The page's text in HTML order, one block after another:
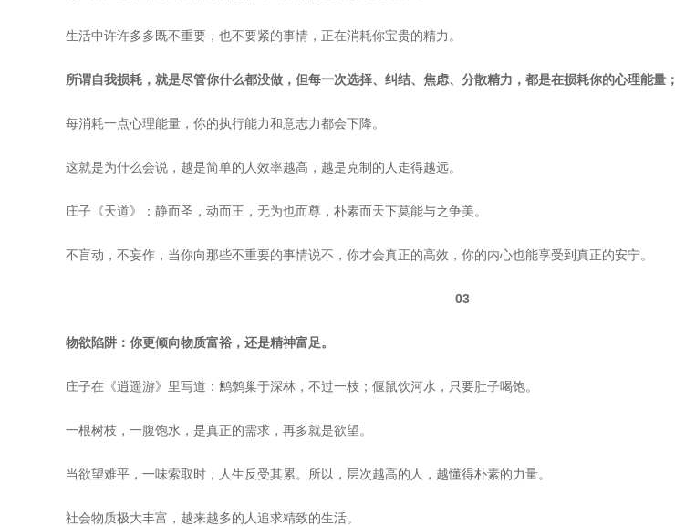
生活中许许多多既不重要，也不要紧的事情，正在消耗你宝贵的精力。
所谓自我损耗，就是尽管你什么都没做，但每一次选择、纠结、焦虑、分散精力，都是在损耗你的心理能量；
每消耗一点心理能量，你的执行能力和意志力都会下降。
这就是为什么会说，越是简单的人效率越高，越是克制的人走得越远。
庄子《天道》：静而圣，动而王，无为也而尊，朴素而天下莫能与之争美。
不盲动，不妄作，当你向那些不重要的事情说不，你才会真正的高效，你的内心也能享受到真正的安宁。
03
物欲陷阱：你更倾向物质富裕，还是精神富足。
庄子在《逍遥游》里写道：鹪鹩巢于深林，不过一枝；偃鼠饮河水，只要肚子喝饱。
一根树枝，一腹饱水，是真正的需求，再多就是欲望。
当欲望难平，一味索取时，人生反受其累。所以，层次越高的人，越懂得朴素的力量。
社会物质极大丰富，越来越多的人追求精致的生活。